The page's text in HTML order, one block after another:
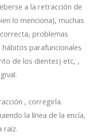
a la retracción de
lo menciona), muchas
problemas
parafuncionales
de los dientes) etc, ,
, corregirla.
la línea de la encía,
raíz.